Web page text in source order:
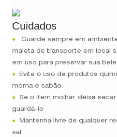
Cuidados
●
Guarde sempre em
maleta de transporte em local
em uso para preservar sua
●
Evite o uso de produtos
morna e sabão.
● Se o item molhar, deixe
guardá-lo
●
Mantenha livre de qualquer
sal